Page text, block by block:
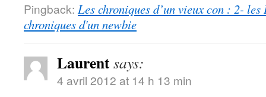
Pingback: Les chroniques d’un vieux con : 2-
chroniques d'un newbie
Laurentsays:
4 avril 2012 at 14 h 13 min